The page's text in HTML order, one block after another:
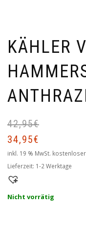
KÄHLER
42,95€
34,95€
inkl. 19 % MwSt.
Lieferzeit: 1-2 Werktage
Nicht vorrätig